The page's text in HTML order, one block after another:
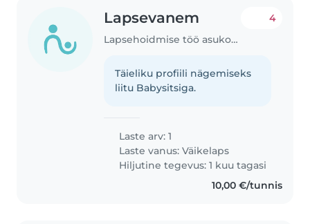
Lapsevanem
Lapsehoidmise töö asukohas Tallinn
4
Täieliku profiili nägemiseks
liitu Babysitsiga.
Laste arv: 1
Laste vanus:Väikelaps
Hiljutine tegevus: 1 kuu tagasi
10,00 €/tunnis